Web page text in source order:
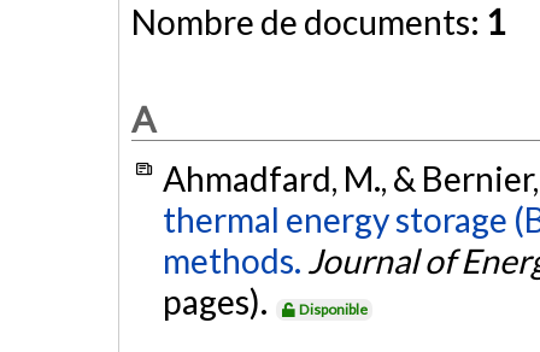
Nombre de documents: 1
A
Ahmadfard, M., &
thermal energy storage
methods. Journal of
pages).
Disponible